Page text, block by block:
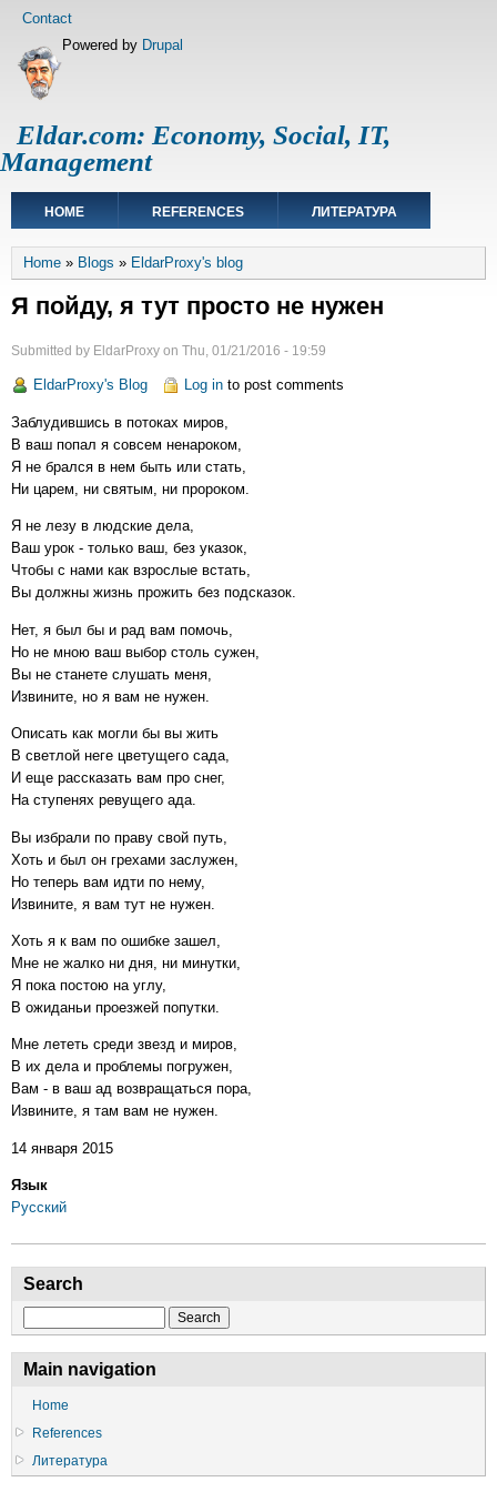
Skip
main
content
Footer
Contact
Eldar.com: Economy, Social, IT,
Management
Powered by Drupal
Main
navigation
HOME REFERENCES ЛИТЕРАТУРА
Breadcrumb
Home Blogs EldarProxy's blog
Я пойду, я тут просто не нужен
Submitted by EldarProxy on Thu, 01/21/2016 - 19:59
EldarProxy's Blog Log in to post comments
Заблудившись в потоках миров,
В ваш попал я совсем ненароком,
Я не брался в нем быть или стать,
Ни царем, ни святым, ни пророком.
Я не лезу в людские дела,
Ваш урок - только ваш, без указок,
Чтобы с нами как взрослые встать,
Вы должны жизнь прожить без подсказок.
Нет, я был бы и рад вам помочь,
Но не мною ваш выбор столь сужен,
Вы не станете слушать меня,
Извините, но я вам не нужен.
Описать как могли бы вы жить
В светлой неге цветущего сада,
И еще рассказать вам про снег,
На ступенях ревущего ада.
Вы избрали по праву свой путь,
Хоть и был он грехами заслужен,
Но теперь вам идти по нему,
Извините, я вам тут не нужен.
Хоть я к вам по ошибке зашел,
Мне не жалко ни дня, ни минутки,
Я пока постою на углу,
В ожиданьи проезжей попутки.
Мне лететь среди звезд и миров,
В их дела и проблемы погружен,
Вам - в ваш ад возвращаться пора,
Извините, я там вам не нужен.
14 января 2015
Язык
Русский
Search
Main navigation
Home
References
Литература